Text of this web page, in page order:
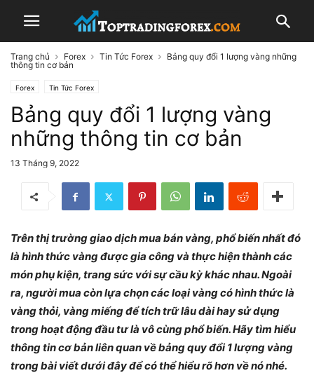
Trang chủ Forex Tin Tức Forex
Bảng quy đổi 1 lượng vàng những
thông tin cơ bản
Forex Tin Tức Forex
Bảng quy đổi 1 lượng vàng
những thông tin cơ bản
13 Tháng 9, 2022
Trên thị trường giao dịch mua bán vàng, phổ biến nhất đó
là hình thức vàng được gia công và thực hiện thành các
món phụ kiện, trang sức với sự cầu kỳ khác nhau. Ngoài
ra, người mua còn lựa chọn các loại vàng có hình thức là
vàng thỏi, vàng miếng để tích trữ lâu dài hay sử dụng
trong hoạt động đầu tư là vô cùng phổ biến. Hãy tìm hiểu
thông tin cơ bản liên quan về bảng quy đổi 1 lượng vàng
trong bài viết dưới đây để có thể hiểu rõ hơn về nó nhé.